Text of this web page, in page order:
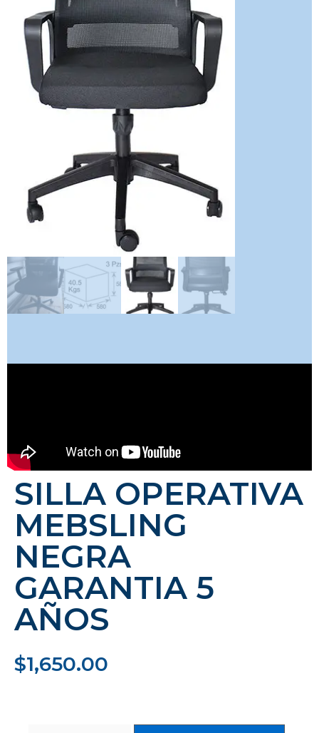
SILLA OPERATIVA
MEBSLING
NEGRA
GARANTIA 5
AÑOS
$1,650.00